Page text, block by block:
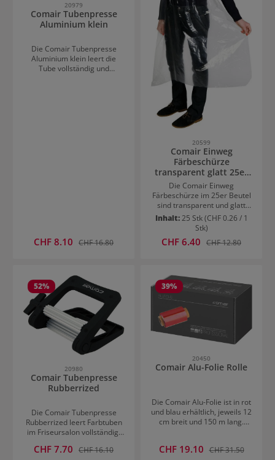
20979
Comair Tubenpresse
Aluminium klein
Die Comair Tubenpresse
Aluminium klein leert die
Tube vollständig und
Verkaufspreis:
CHF 8.10 Regulärer Preis:
CHF 16.80
20599
Comair Einweg
Färbeschürze
transparent glatt 25er
Beutel
Die Comair Einweg
Färbeschürze im 25er Beutel
sind transparent und glatt
ausgeführt. Die
Einwegmantel schützen die
Kleidung bei Färbevorgängen.
Inhalt:25 Stk(CHF 0.26 / 1
Stk)
Verkaufspreis:
CHF 6.40 Regulärer Preis:
CHF 12.80
52%
20980
Comair Tubenpresse
Rubberrized
Die Comair Tubenpresse
Rubberrized leert Farbtuben
im Friseursalon vollständig,
Der nach vorne gepresste
Verkaufspreis:
CHF 7.70 Regulärer Preis:
CHF 16.10
39%
20450
Comair Alu-Folie Rolle
Die Comair Alu-Folie ist in rot
und blau erhältlich, jeweils 12
cm breit und 150 m lang.
Färben bis zum Ansatz
Verkaufspreis:
CHF 19.10 Regulärer Preis:
CHF 31.50